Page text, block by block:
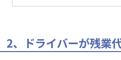
2、ドライバーが残業